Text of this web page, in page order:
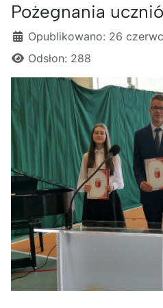
Pożegnania
Szczegóły
Opublikowano: 26
Odsłon: 288